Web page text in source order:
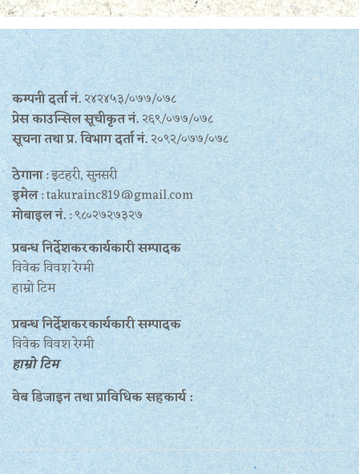
कम्पनी दर्ता नं.२४२४५३/०७७/०७८
प्रेस काउन्सिल सूचीकृत नं.२६९/०७७/०७८
सूचना तथा प्र‍. विभाग दर्ता नं.२०९२/०७७/०७८
ठेगाना: इटहरी, सुनसरी
इमेल: takurainc819@gmail.com
मोबाइल नं.: ९८०२७२७३२७
प्रबन्ध निर्देशकरकार्यकारी सम्पादक
विवेक विवश रेग्मी
हाम्रो टिम
प्रबन्ध निर्देशकरकार्यकारी सम्पादक
विवेक विवश रेग्मी
हाम्रो टिम
वेब डिजाइन तथा प्राविधिक सहकार्य :